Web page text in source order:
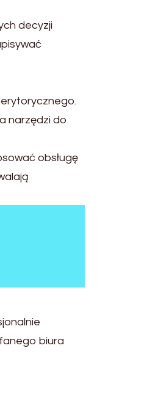
decyzji
narzędzi do
obsługę
biura